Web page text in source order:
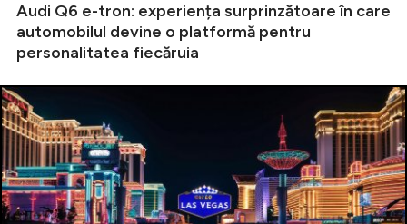
Audi Q6 e-tron: experiența surprinzătoare în care
automobilul devine o platformă pentru
personalitatea fiecăruia